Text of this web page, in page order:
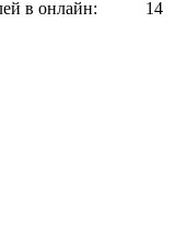
в онлайн: 14